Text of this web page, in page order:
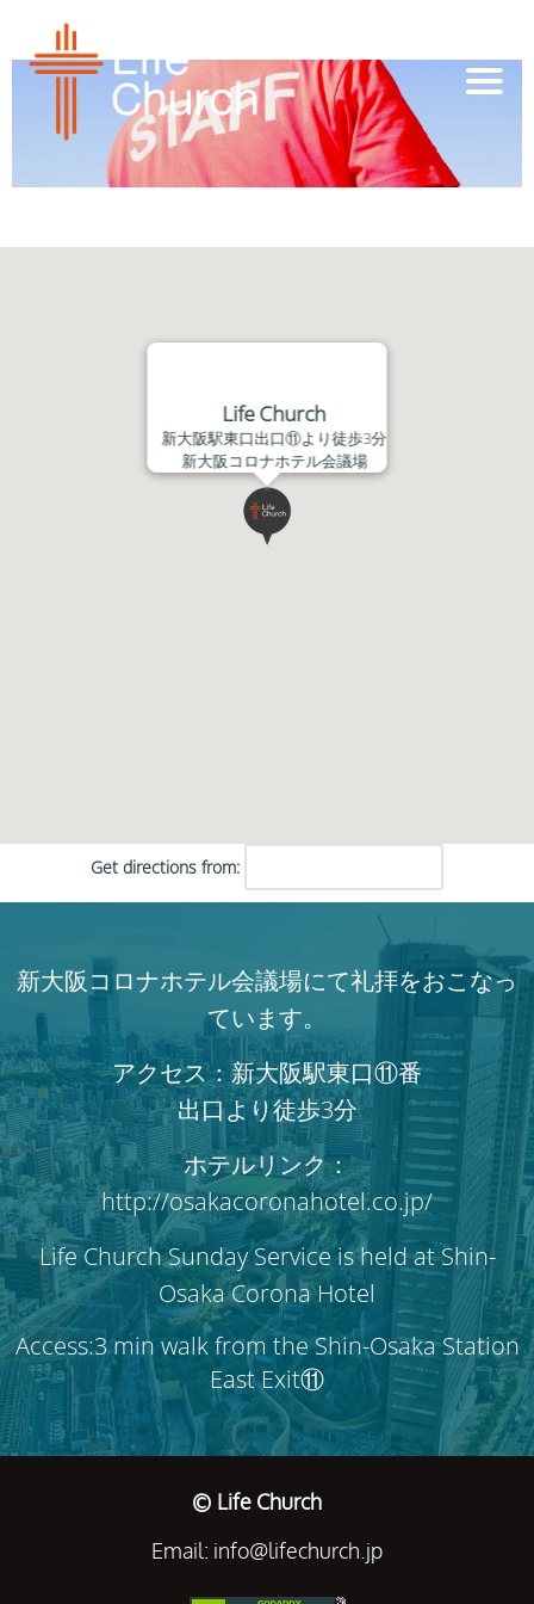
Life Church
新大阪駅東口出口⑪より徒歩3分
新大阪コロナホテル会議場
Get directions from:
新大阪コロナホテル会議場にて礼拝をおこなっ
ています。
アクセス：新大阪駅東口⑪番
出口より徒歩3分
ホテルリンク：
http://osakacoronahotel.co.jp/
Life Church Sunday Service is held at Shin-
Osaka Corona Hotel
Access:3 min walk from the Shin-Osaka Station
East Exit⑪
© Life Church
Email: info@lifechurch.jp